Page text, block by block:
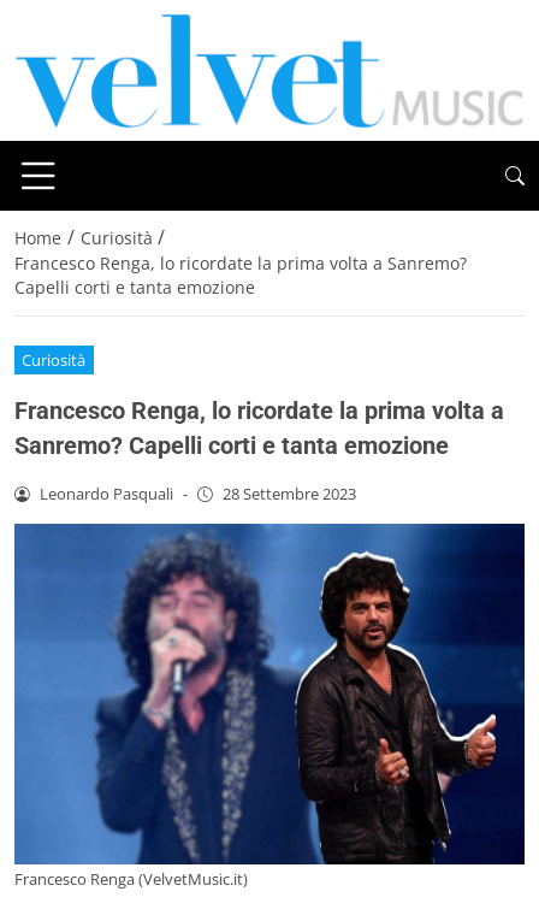
Home / Curiosità /
Francesco Renga, lo ricordate la prima volta a Sanremo?
Capelli corti e tanta emozione
Curiosità
Francesco Renga, lo ricordate la prima volta a
Sanremo? Capelli corti e tanta emozione
Leonardo Pasquali - 28 Settembre 2023
Francesco Renga (VelvetMusic.it)